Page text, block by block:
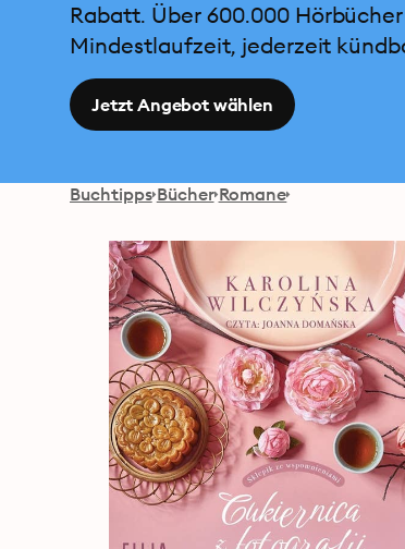
Rabatt. Über 600.000
Mindestlaufzeit, jederzeit
Jetzt Angebot wählen
Buchtipps Bücher Romane